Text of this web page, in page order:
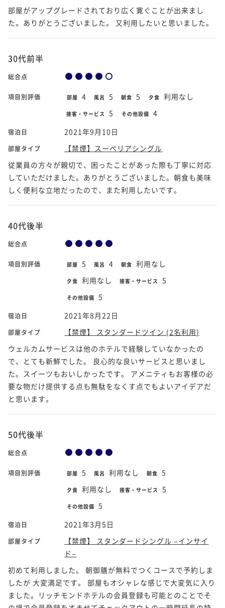
部屋がアップグレードされており広く寛ぐことが出来まし
た。ありがとうございました。 又利用したいと思いました。
30代前半
総合点
項目別評価 部屋 4 風呂 5 朝食 5 夕食 利用なし
接客・サービス 5 その他設備 4
宿泊日 2021年9月10日
部屋タイプ
【禁煙】スーペリアシングル
従業員の方々が親切で、困ったことがあった際も丁寧に対応
していただけました。ありがとうございました。朝食も美味
しく便利な立地だったので、また利用したいです。
40代後半
総合点
項目別評価 部屋 5 風呂 4 朝食 利用なし
夕食 利用なし 接客・サービス 5
その他設備 5
宿泊日 2021年8月22日
部屋タイプ
【禁煙】 スタンダードツイン (2名利用)
ウェルカムサービスは他のホテルで経験していなかったの
で、とても新鮮でした。 良心的な良いサービスと思いまし
た。スイーツもおいしかったです。 アメニティもお客様の必
要な物だけ提供する点も無駄をなくす点でもよいアイデアだ
と思います。
50代後半
総合点
項目別評価 部屋 5 風呂 利用なし 朝食 5
夕食 利用なし 接客・サービス 5
その他設備 5
宿泊日 2021年3月5日
部屋タイプ
【禁煙】 スタンダードシングル −インサイ
ド−
初めて利用しました。 朝御膳が無料でつくコースで予約しま
したが 大変満足です。 部屋もオシャレな感じで大変気に入り
ました。リッチモンドホテルの会員登録も可能とのことでそ